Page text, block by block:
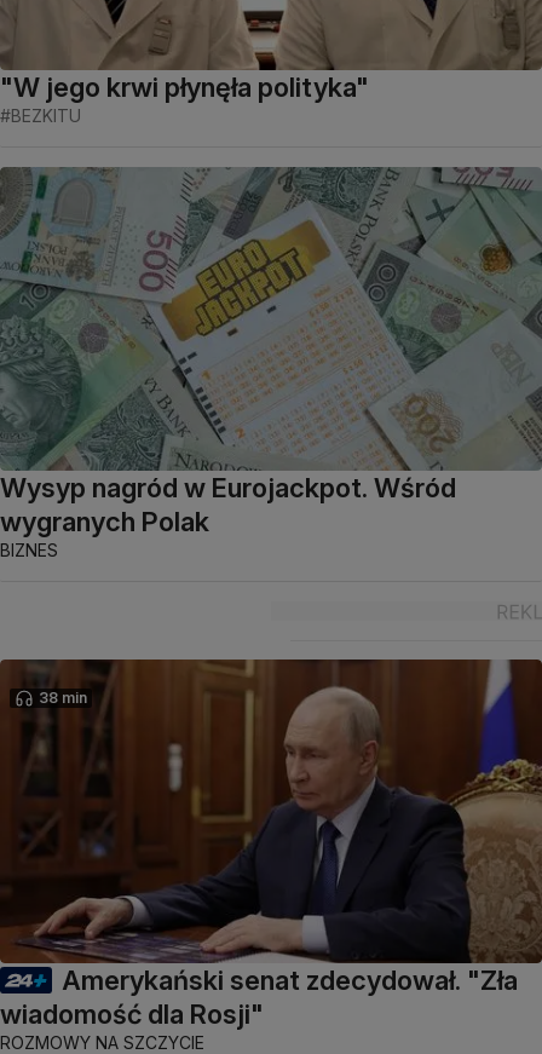
"W jego krwi płynęła polityka"
#BEZKITU
Wysyp nagród w Eurojackpot. Wśród
wygranych Polak
BIZNES
38 min
Amerykański senat zdecydował. "Zła
wiadomość dla Rosji"
ROZMOWY NA SZCZYCIE